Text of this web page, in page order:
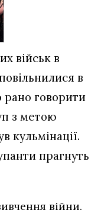
військ в
в
рано говорити
з метою
кульмінації.
прагнуть
війни.